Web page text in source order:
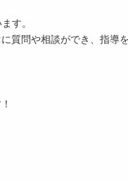
す。
質問や相談ができ、指導